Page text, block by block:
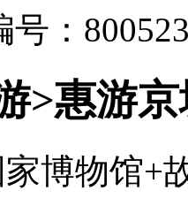
号：
>惠游
博物馆+